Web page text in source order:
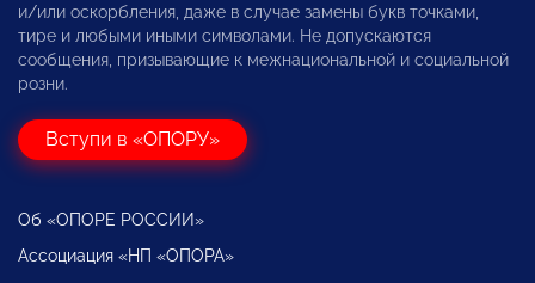
и/или оскорбления, даже в случае замены букв точками,
тире и любыми иными символами. Не допускаются
сообщения, призывающие к межнациональной и социальной
розни.
Вступи в «ОПОРУ»
Об «ОПОРЕ РОССИИ»
Ассоциация «НП «ОПОРА»